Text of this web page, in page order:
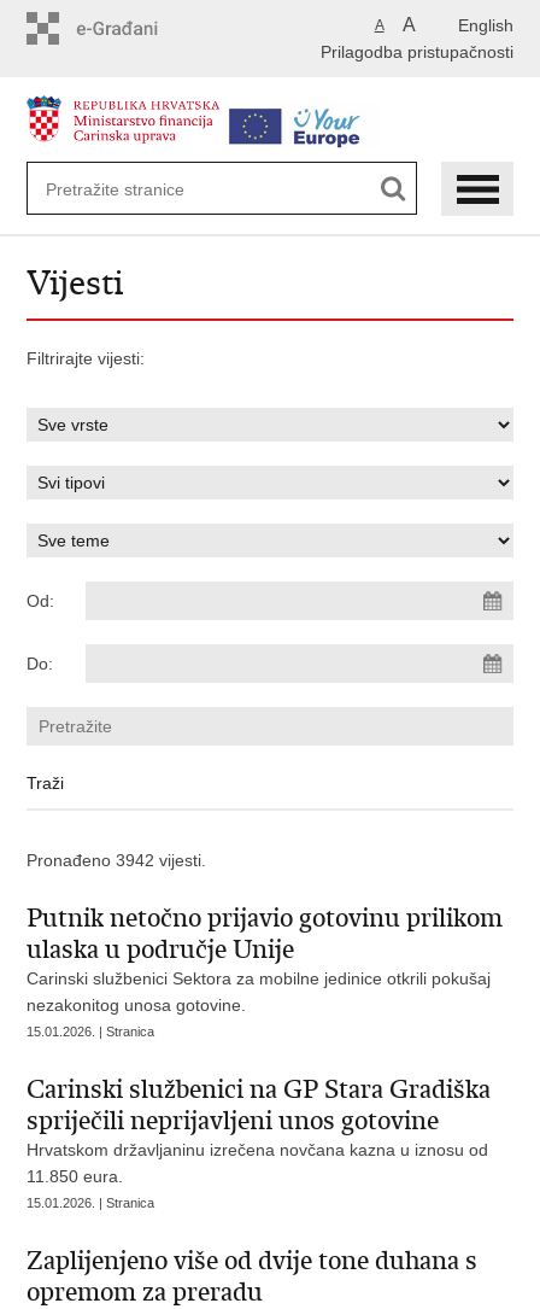
English
A A
Prilagodba pristupačnosti
Vijesti
Filtrirajte vijesti:
Od:
Do:
Pronađeno 3942 vijesti.
Putnik netočno prijavio gotovinu prilikom
ulaska u područje Unije
Carinski službenici Sektora za mobilne jedinice otkrili pokušaj
nezakonitog unosa gotovine.
15.01.2026. | Stranica
Carinski službenici na GP Stara Gradiška
spriječili neprijavljeni unos gotovine
Hrvatskom državljaninu izrečena novčana kazna u iznosu od
11.850 eura.
15.01.2026. | Stranica
Zaplijenjeno više od dvije tone duhana s
opremom za preradu